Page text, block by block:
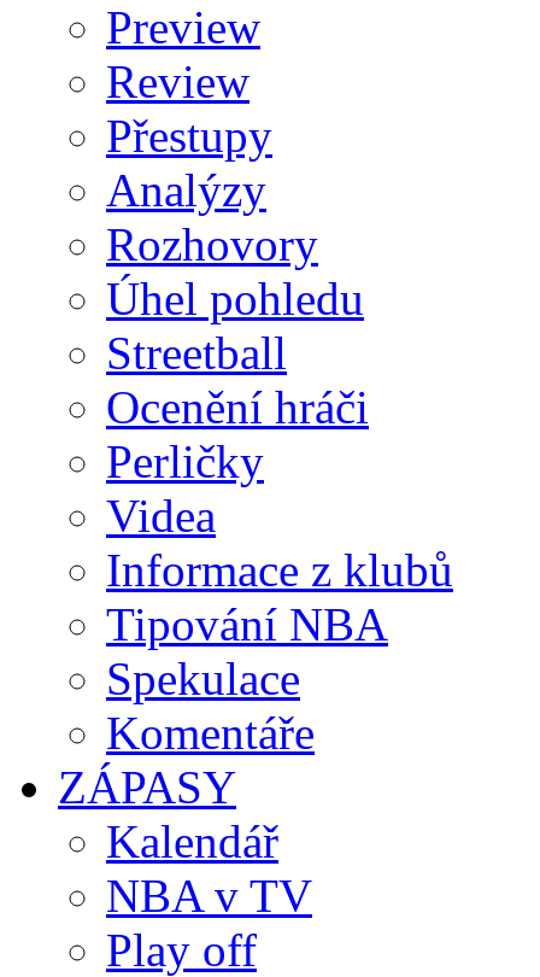
Preview
Review
Přestupy
Analýzy
Rozhovory
Úhel pohledu
Streetball
Ocenění hráči
Perličky
Videa
Informace z klubů
Tipování NBA
Spekulace
Komentáře
ZÁPASY
Kalendář
NBA v TV
Play off